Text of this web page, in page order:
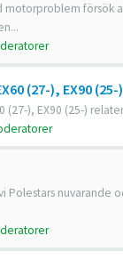
motorproblem försök
(27-), EX90 (25-)
(27-), EX90 (25-)
Polestars nuvarande